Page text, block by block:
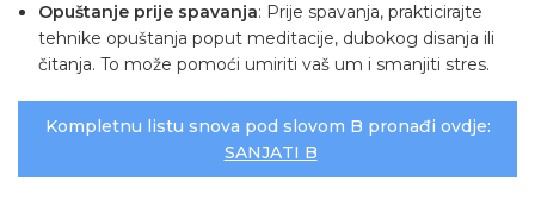
Opuštanje prije spavanja: Prije spavanja, prakticirajte
tehnike opuštanja poput meditacije, dubokog disanja ili
čitanja. To može pomoći umiriti vaš um i smanjiti stres.
Kompletnu listu snova pod slovom B pronađi ovdje:
SANJATI B